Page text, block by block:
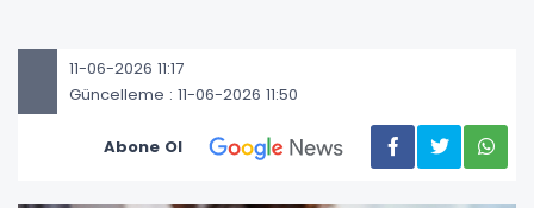
11-06-2026 11:17
Güncelleme : 11-06-2026 11:50
Abone Ol